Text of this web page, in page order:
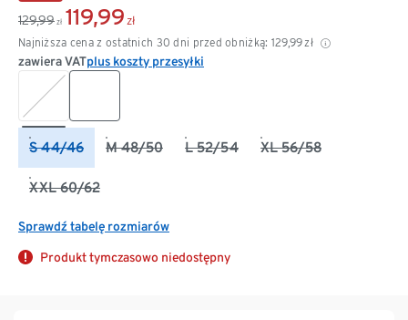
129,99 zł 119,99 zł
Najniższa cena z ostatnich 30 dni przed obniżką: 129,99 zł
zawiera VATplus koszty przesyłki
S 44/46 M 48/50 L 52/54 XL 56/58
XXL 60/62
Sprawdź tabelę rozmiarów
Produkt tymczasowo niedostępny